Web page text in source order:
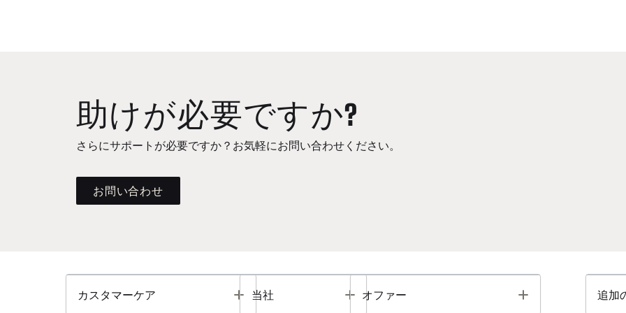
助けが必要ですか?
さらにサポートが必要ですか？お気軽にお問い合わせください。
お問い合わせ
カスタマーケア Toggle
当社 Toggle
オファー Toggle 追加